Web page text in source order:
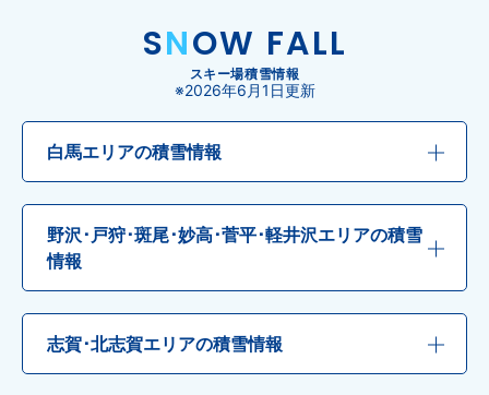
SNOW FALL
スキー場積雪情報
※2026年6月1日更新
白馬エリアの積雪情報
野沢･戸狩･斑尾･妙高･菅平･軽井沢エリアの積雪
情報
志賀･北志賀エリアの積雪情報